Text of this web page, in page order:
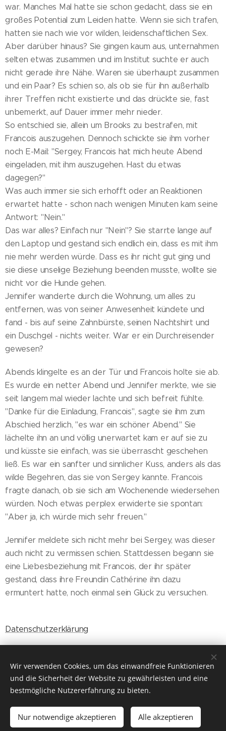
war. Manches Mal hatte sie schon gedacht, dass sie ein
großes Potential zum Leiden hatte. Wenn sie sich trafen,
hatten sie nach wie vor wilden, leidenschaftlichen Sex.
Aber darüber hinaus? Sie gingen kaum aus, unternahmen
selten etwas zusammen und im Institut suchte er auch
nicht gerade ihre Nähe. Waren sie überhaupt zusammen
und ein Paar? Es schien so, als ob sie für ihn außerhalb
ihrer Treffen nicht existierte und das drückte sie, fast
unbemerkt, auf Dauer immer mehr nieder.
So entschied sie, allein um Brooks zu bestrafen, mit
Francois auszugehen. Dennoch schickte sie ihm vorher
noch E-Mail: "Sergey, Francois hat mich heute Abend
eingeladen, mit ihm auszugehen. Hast du etwas
dagegen?"
Was auch immer sie sich erhofft oder an Reaktionen
erwartet hatte - schon nach wenigen Minuten kam seine
Antwort: "Nein."
Das war alles? Einfach nur "Nein"? Sie starrte lange auf
den Laptop und gestand sich endlich ein, dass es mit ihm
nie mehr werden würde. Dass es ihr nicht gut ging und
sie diese unselige Beziehung beenden musste, wollte sie
nicht vor die Hunde gehen.
Jennifer wanderte durch die Wohnung, um alles zu
entfernen, was von seiner Anwesenheit kündete und
fand - bis auf seine Zahnbürste, seinen Nachtshirt und
ein Duschgel - nichts weiter. War er ein Durchreisender
gewesen?
Abends klingelte es an der Tür und Francois holte sie ab.
Es wurde ein netter Abend und Jennifer merkte, wie sie
seit langem mal wieder lachte und sich befreit fühlte.
"Danke für die Einladung, Francois", sagte sie ihm zum
Abschied herzlich, "es war ein schöner Abend." Sie
lächelte ihn an und völlig unerwartet kam er auf sie zu
und küsste sie einfach, was sie überrascht geschehen
ließ. Es war ein sanfter und sinnlicher Kuss, anders als das
wilde Begehren, das sie von Sergey kannte. Francois
fragte danach, ob sie sich am Wochenende wiedersehen
würden. Noch etwas perplex erwiderte sie spontan:
"Aber ja, ich würde mich sehr freuen."
Jennifer meldete sich nicht mehr bei Sergey, was dieser
auch nicht zu vermissen schien. Stattdessen begann sie
eine Liebesbeziehung mit Francois, der ihr später
gestand, dass ihre Freundin Cathérine ihn dazu
ermuntert hatte, noch einmal sein Glück zu versuchen.
Datenschutzerklärung
Share
Wir verwenden Cookies, um das einwandfreie Funktionieren
und die Sicherheit der Website zu gewährleisten und eine
bestmögliche Nutzererfahrung zu bieten.
Nur notwendige akzeptieren Alle akzeptieren